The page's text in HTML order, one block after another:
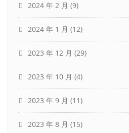
2024 年 2 月 (9)
2024 年 1 月 (12)
2023 年 12 月 (29)
2023 年 10 月 (4)
2023 年 9 月 (11)
2023 年 8 月 (15)